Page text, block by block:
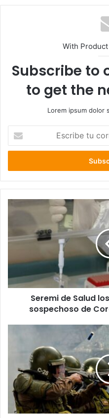
With
Subscribe to
to get the
Lorem ipsum dolor
correo
los
caso
sospechoso
de
CoronavirusSeremi de Salud
sospechoso de
Carabineros
arrastra
país
completo